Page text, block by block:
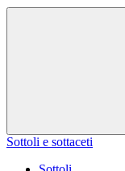
Sottoli e sottaceti